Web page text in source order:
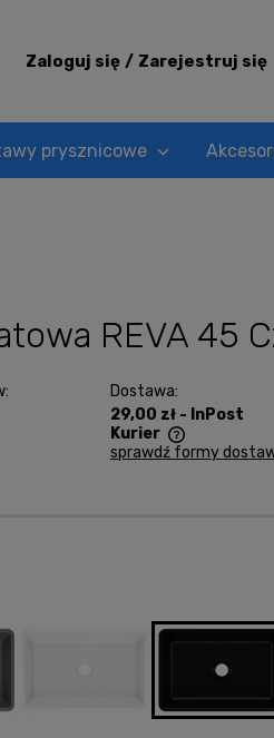
Zaloguj się Zarejestruj się
prysznicowe
REVA 45
Dostawa:
29,00 zł - InPost
Kurier
sprawdź formy